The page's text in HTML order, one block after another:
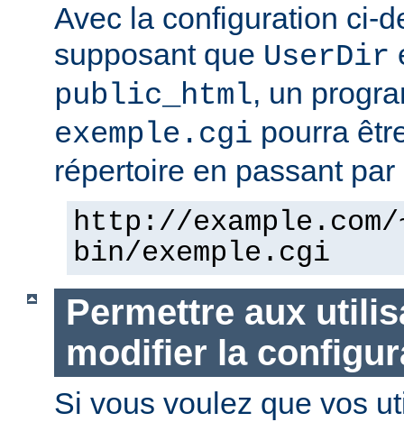
Avec la configuration ci-
supposant que UserDir
public_html, un
exemple.cgi pourra
répertoire en passant par
http://
bin/exemple.cgi
Permettre aux
modifier la
Si vous voulez que vos